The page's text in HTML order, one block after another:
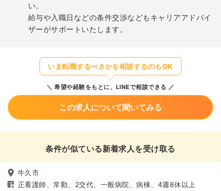
い。
給与や入職日などの条件交渉などもキャリアアドバイ
ザーがサポートいたします。
いま転職するべきかを相談するのもOK
希望や経験をもとに、LINEで相談できる
この求人について聞いてみる
条件が似ている新着求人を受け取る
牛久市
正看護師、常勤、2交代、一般病院、病棟、4週8休以上